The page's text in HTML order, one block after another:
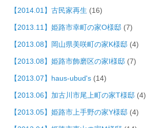
【2014.01】古民家再生 (16)
【2013.11】姫路市幸町の家O様邸 (7)
【2013.08】岡山県美咲町の家K様邸 (4)
【2013.08】姫路市飾磨区の家I様邸 (7)
【2013.07】haus-ubud's (14)
【2013.06】加古川市尾上町の家T様邸 (4)
【2013.05】姫路市上手野の家Y様邸 (4)